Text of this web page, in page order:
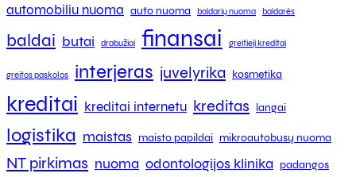
automobiliu nuoma auto nuoma baidarių nuoma baidarės
baldai butai drabužiai finansai greitieji kreditai
greitos paskolos interjeras juvelyrika kosmetika
kreditai kreditai internetu kreditas langai
logistika maistas maisto papildai mikroautobusų nuoma
NT pirkimas nuoma odontologijos klinika padangos